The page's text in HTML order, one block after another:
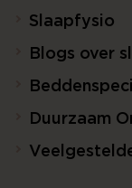
Slaapfysio
Blogs over
Duurzaam